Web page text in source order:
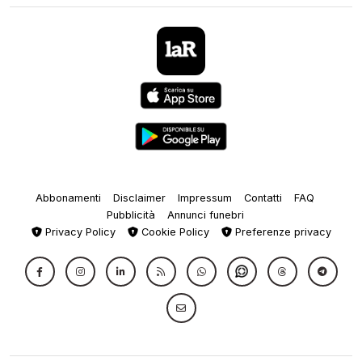
Abbonamenti Disclaimer Impressum Contatti
FAQ
Pubblicità
Annunci funebri
Privacy Policy
Cookie Policy Preferenze privacy